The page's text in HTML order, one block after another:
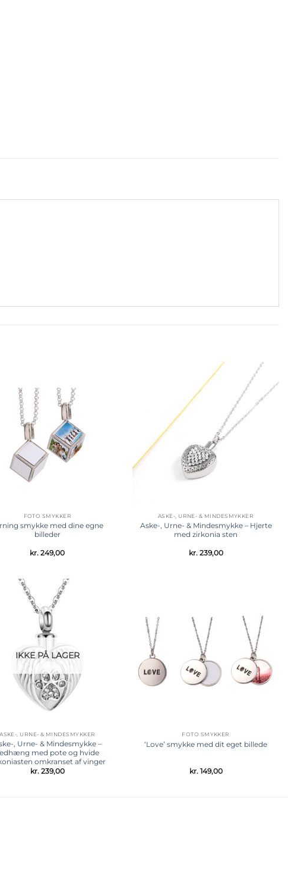
FOTO SMYKKER
smykke med dine egne
billeder
kr. 249,00
Tilføj til
ønskeliste
ASKE-, URNE- & MINDESMYKKER
Aske-, Urne- & Mindesmykke – Hjerte
med zirkonia sten
kr.239,00
IKKE PÅ LAGER
ASKE-, URNE- & MINDESMYKKER
, Urne- & Mindesmykke –
med pote og hvide
omkranset af vinger
kr.239,00
ønskeliste
FOTO SMYKKER
‘Love’ smykke med dit eget billede
kr.149,00